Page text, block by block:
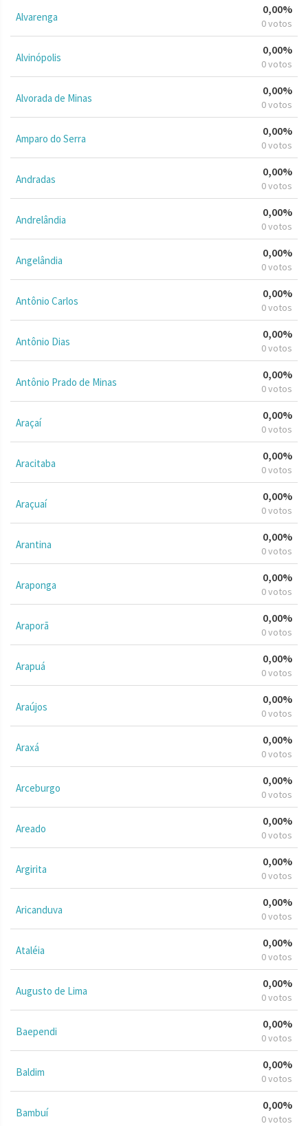
Alvarenga
0,00%
0 votos
Alvinópolis
0,00%
0 votos
Alvorada de Minas
0,00%
0 votos
Amparo do Serra
0,00%
0 votos
Andradas
0,00%
0 votos
Andrelândia
0,00%
0 votos
Angelândia
0,00%
0 votos
Antônio Carlos
0,00%
0 votos
Antônio Dias
0,00%
0 votos
Antônio Prado de Minas
0,00%
0 votos
Araçaí
0,00%
0 votos
Aracitaba
0,00%
0 votos
Araçuaí
0,00%
0 votos
Arantina
0,00%
0 votos
Araponga
0,00%
0 votos
Araporã
0,00%
0 votos
Arapuá
0,00%
0 votos
Araújos
0,00%
0 votos
Araxá
0,00%
0 votos
Arceburgo
0,00%
0 votos
Areado
0,00%
0 votos
Argirita
0,00%
0 votos
Aricanduva
0,00%
0 votos
Ataléia
0,00%
0 votos
Augusto de Lima
0,00%
0 votos
Baependi
0,00%
0 votos
Baldim
0,00%
0 votos
Bambuí
0,00%
0 votos